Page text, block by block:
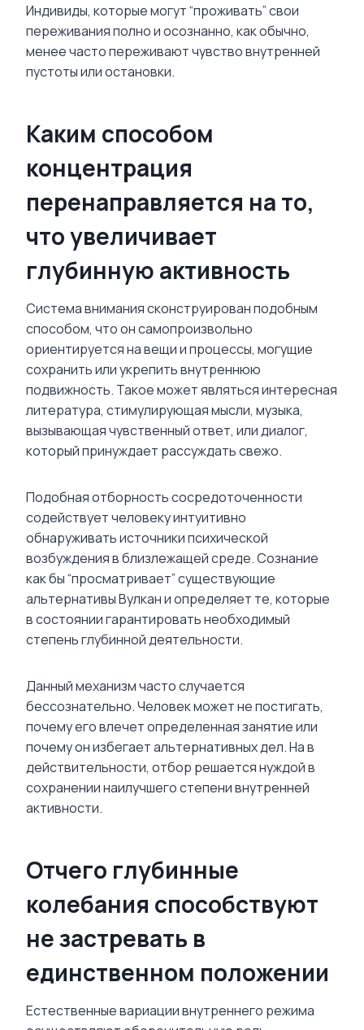
Индивиды, которые могут “проживать” свои
переживания полно и осознанно, как обычно,
менее часто переживают чувство внутренней
пустоты или остановки.
Каким способом
концентрация
перенаправляется на то,
что увеличивает
глубинную активность
Система внимания сконструирован подобным
способом, что он самопроизвольно
ориентируется на вещи и процессы, могущие
сохранить или укрепить внутреннюю
подвижность. Такое может являться интересная
литература, стимулирующая мысли, музыка,
вызывающая чувственный ответ, или диалог,
который принуждает рассуждать свежо.
Подобная отборность сосредоточенности
содействует человеку интуитивно
обнаруживать источники психической
возбуждения в близлежащей среде. Сознание
как бы “просматривает” существующие
альтернативы Вулкан и определяет те, которые
в состоянии гарантировать необходимый
степень глубинной деятельности.
Данный механизм часто случается
бессознательно. Человек может не постигать,
почему его влечет определенная занятие или
почему он избегает альтернативных дел. На в
действительности, отбор решается нуждой в
сохранении наилучшего степени внутренней
активности.
Отчего глубинные
колебания способствуют
не застревать в
единственном положении
Естественные вариации внутреннего режима